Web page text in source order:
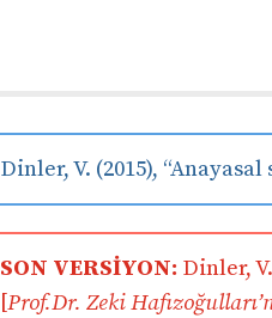
Dinler, V. (2015),
SON VERSİYON: Dinler,
[Prof.Dr. Zeki